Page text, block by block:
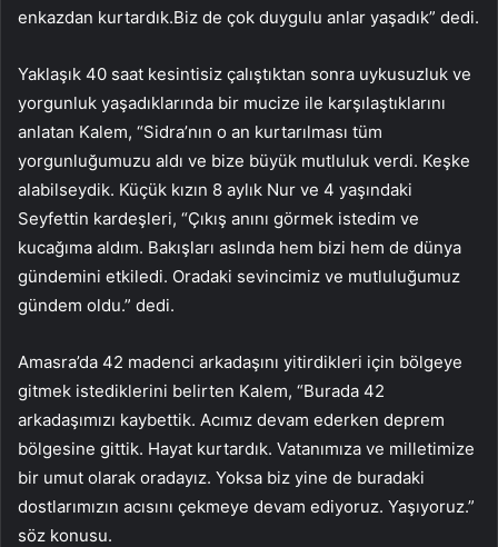
enkazdan kurtardık.Biz de çok duygulu anlar yaşadık” dedi.
Yaklaşık 40 saat kesintisiz çalıştıktan sonra uykusuzluk ve
yorgunluk yaşadıklarında bir mucize ile karşılaştıklarını
anlatan Kalem, “Sidra’nın o an kurtarılması tüm
yorgunluğumuzu aldı ve bize büyük mutluluk verdi. Keşke
alabilseydik. Küçük kızın 8 aylık Nur ve 4 yaşındaki
Seyfettin kardeşleri, “Çıkış anını görmek istedim ve
kucağıma aldım. Bakışları aslında hem bizi hem de dünya
gündemini etkiledi. Oradaki sevincimiz ve mutluluğumuz
gündem oldu.” dedi.
Amasra’da 42 madenci arkadaşını yitirdikleri için bölgeye
gitmek istediklerini belirten Kalem, “Burada 42
arkadaşımızı kaybettik. Acımız devam ederken deprem
bölgesine gittik. Hayat kurtardık. Vatanımıza ve milletimize
bir umut olarak oradayız. Yoksa biz yine de buradaki
dostlarımızın acısını çekmeye devam ediyoruz. Yaşıyoruz.”
söz konusu.